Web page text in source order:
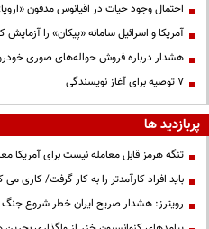
احتمال وجود حیات در اقیانوس مدفون
آمریکا و اسرائیل سامانه «پیکان» را آزمایش
هشدار درباره فروش حواله‌های صوری
۷ توصیه برای آغاز نویسندگی
پربازدید ها
تنگه هرمز قابل معامله نیست برای آمریکا
باید افراد کارآمدتر را به کار گرفت/
رویترز: هشدار صریح ایران خطر شروع جنگ